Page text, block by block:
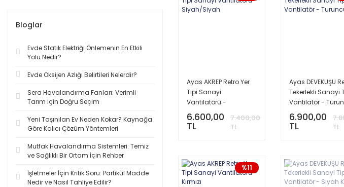
Bloglar
Evde Statik Elektriği Önlemenin En Etkili
Yolu Nedir?
Evde Oksijen Azlığı Belirtileri Nelerdir?
Sera Havalandırma Fanları: Verimli
Tarım İçin Doğru Seçim
Yeni Taşınılan Ev Neden Kokar? Kaynağa
Göre Kalıcı Çözüm Yöntemleri
Mutfak Havalandırma Sistemleri: Temiz
ve Sağlıklı Bir Ortam İçin Rehber
İşletmeler İçin Kritik Soru: Partikül Madde
Nedir ve Nasıl Tahliye Edilir?
Ayas AKREP Retro Yer
Tipi Sanayi
Vantilatörü -
Siyah/Siyah
6.600,00
TL
7.400,00
TL
Ayas DEVEKUŞU
Tekerlekli Sanayi
Vantilatör -
6.900,00
TL
TL
%11